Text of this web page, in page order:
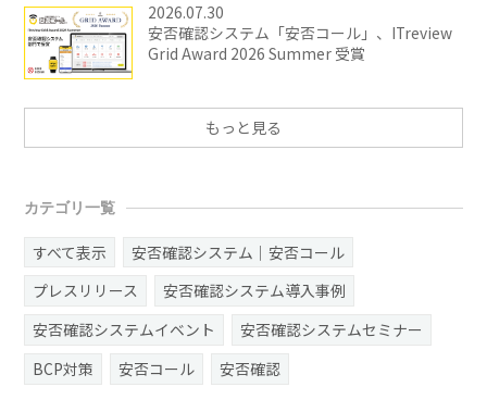
2026.07.30
安否確認システム「安否コール」、ITreview
Grid Award 2026 Summer 受賞
もっと見る
カテゴリ一覧
すべて表示
安否確認システム｜安否コール
プレスリリース
安否確認システム導入事例
安否確認システムイベント
安否確認システムセミナー
BCP対策
安否コール 安否確認